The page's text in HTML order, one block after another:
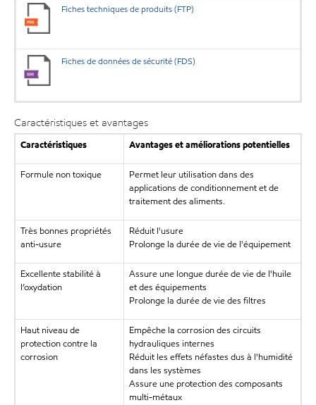
Fiches techniques de produits (FTP)
Fiches de données de sécurité (FDS)
Caractéristiques et avantages
Caractéristiques Avantages et améliorations potentielles
Formule non toxique
Permet leur utilisation dans des
applications de conditionnement et de
traitement des aliments.
Très bonnes propriétés
anti-usure
Réduit l'usure
Prolonge la durée de vie de l'équipement
Excellente stabilité à
l’oxydation
Assure une longue durée de vie de l'huile
et des équipements
Prolonge la durée de vie des filtres
Haut niveau de
protection contre la
corrosion
Empêche la corrosion des circuits
hydrauliques internes
Réduit les effets néfastes dus à l'humidité
dans les systèmes
Assure une protection des composants
multi-métaux